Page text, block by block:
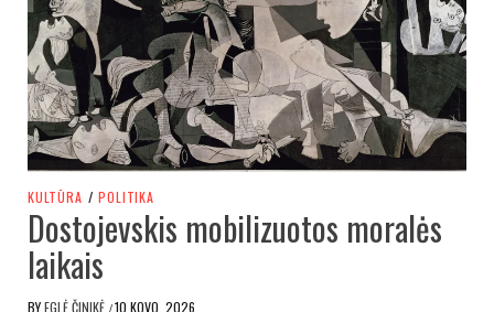
KULTŪRA / POLITIKA
Dostojevskis mobilizuotos moralės
laikais
BYEGLĖ ČINIKĖ /10 KOVO, 2026